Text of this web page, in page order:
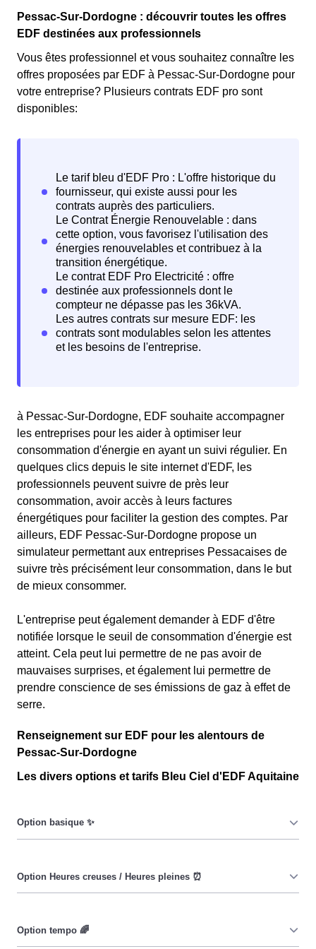
Pessac-Sur-Dordogne : découvrir toutes les offres
EDF destinées aux professionnels
Vous êtes professionnel et vous souhaitez connaître les
offres proposées par EDF à Pessac-Sur-Dordogne pour
votre entreprise? Plusieurs contrats EDF pro sont
disponibles:
à Pessac-Sur-Dordogne, EDF souhaite accompagner
les entreprises pour les aider à optimiser leur
consommation d'énergie en ayant un suivi régulier. En
quelques clics depuis le site internet d'EDF, les
professionnels peuvent suivre de près leur
consommation, avoir accès à leurs factures
énergétiques pour faciliter la gestion des comptes. Par
ailleurs, EDF Pessac-Sur-Dordogne propose un
simulateur permettant aux entreprises Pessacaises de
suivre très précisément leur consommation, dans le but
de mieux consommer.
L'entreprise peut également demander à EDF d'être
notifiée lorsque le seuil de consommation d'énergie est
atteint. Cela peut lui permettre de ne pas avoir de
mauvaises surprises, et également lui permettre de
prendre conscience de ses émissions de gaz à effet de
serre.
Renseignement sur EDF pour les alentours de
Pessac-Sur-Dordogne
Les divers options et tarifs Bleu Ciel d'EDF Aquitaine
date, ni de l'heure, que ce soit en à Pessac-Sur-
Dordogne ou ailleurs. 💡
Pessac-Sur-Dordogne est réduit. ⚡